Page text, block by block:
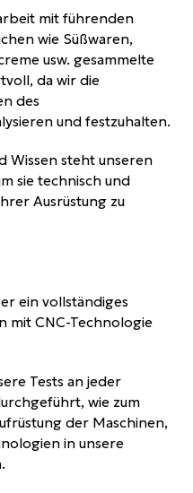
mit führenden
wie Süßwaren,
usw. gesammelte
da wir die
des
und festzuhalten.
Wissen steht unseren
sie technisch und
Ausrüstung zu
ein vollständiges
mit CNC-Technologie
Tests an jeder
wie zum
der Maschinen,
in unsere